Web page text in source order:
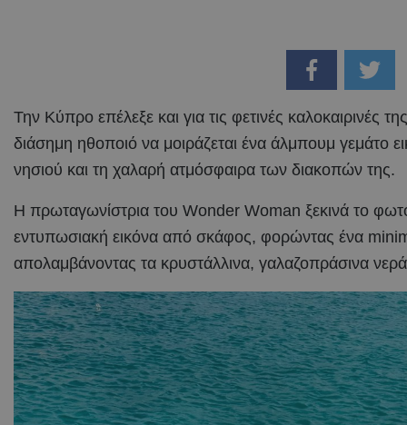
Την Κύπρο επέλεξε και για τις φετινές καλοκαιρινές
διάσημη ηθοποιό να μοιράζεται ένα άλμπουμ γεμάτο
νησιού και τη χαλαρή ατμόσφαιρα των διακοπών της.
Η πρωταγωνίστρια του Wonder Woman ξεκινά το
εντυπωσιακή εικόνα από σκάφος, φορώντας ένα
απολαμβάνοντας τα κρυστάλλινα, γαλαζοπράσινα